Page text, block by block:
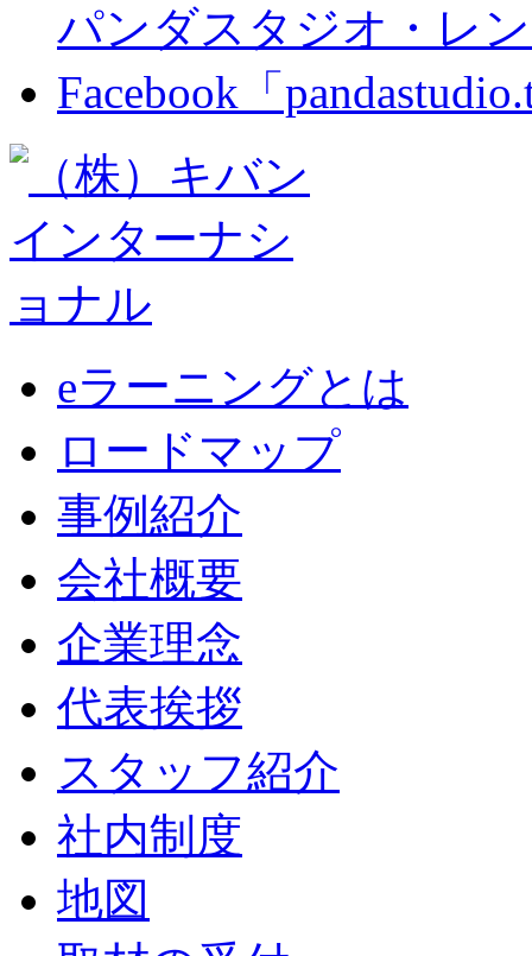
パンダスタジオ・レ
Facebook「
eラーニングとは
ロードマップ
事例紹介
会社概要
企業理念
代表挨拶
スタッフ紹介
社内制度
地図